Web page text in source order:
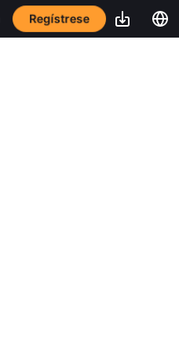
Regístrese